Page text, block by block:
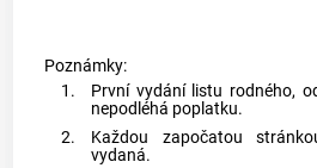
Poznámky:
1.
První vydání listu rodného,
nepodléhá poplatku.
2.
Každou započatou
vydaná.